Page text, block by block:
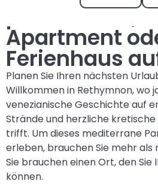
private Villa,
Apartment
Ferienhaus
Planen Sie Ihren nächsten
Willkommen in Rethymnon, wo
venezianische Geschichte auf
Strände und herzliche
trifft. Um dieses mediterrane
erleben, brauchen Sie mehr als
Sie brauchen einen Ort, den Sie
können.